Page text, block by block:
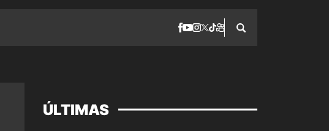
ÚLTIMAS